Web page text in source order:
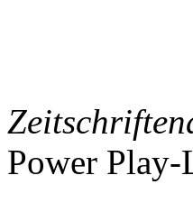
Power